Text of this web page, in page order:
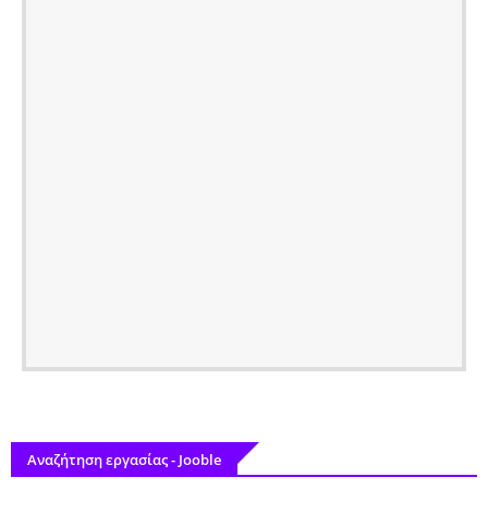
Αναζήτηση εργασίας - Jooble